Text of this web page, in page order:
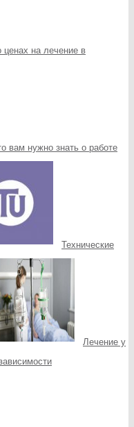
ценах на лечение в
вам нужно знать о работе
Технические
Лечение у